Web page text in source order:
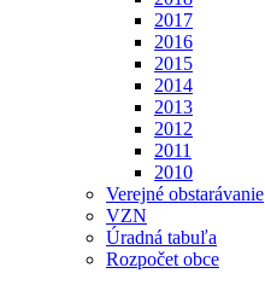
2017
2016
2015
2014
2013
2012
2011
2010
Verejné obstarávanie
VZN
Úradná tabuľa
Rozpočet obce